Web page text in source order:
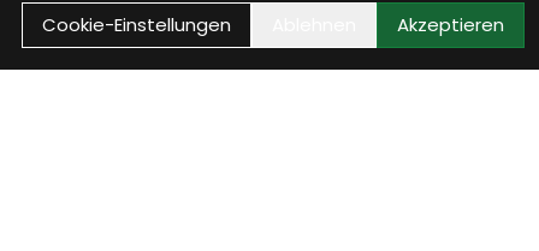
Cookie-Einstellungen Akzeptieren